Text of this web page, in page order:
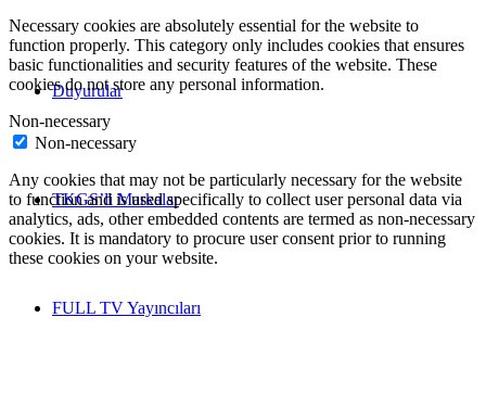
Duyurular
TKGS’li Markalar
FULL TV Yayıncıları
Necessary cookies are absolutely essential for the website to
function properly. This category only includes cookies that ensures
basic functionalities and security features of the website. These
cookies do not store any personal information.
Non-necessary
Non-necessary
Any cookies that may not be particularly necessary for the website
to function and is used specifically to collect user personal data via
analytics, ads, other embedded contents are termed as non-necessary
cookies. It is mandatory to procure user consent prior to running
these cookies on your website.